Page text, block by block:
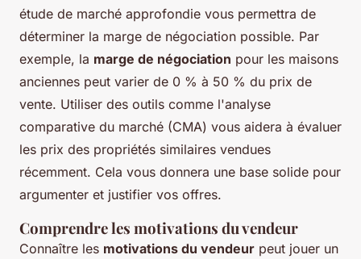
étude de marché approfondie vous permettra de
déterminer la marge de négociation possible. Par
exemple, la marge de négociation pour les maisons
anciennes peut varier de 0 % à 50 % du prix de
vente. Utiliser des outils comme l'analyse
comparative du marché (CMA) vous aidera à évaluer
les prix des propriétés similaires vendues
récemment. Cela vous donnera une base solide pour
argumenter et justifier vos offres.
Comprendre les motivations du vendeur
Connaître les motivations du vendeur peut jouer un